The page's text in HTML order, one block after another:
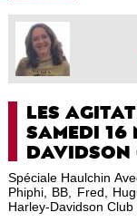
LES
SAMEDI
DAVIDSON
Spéciale Haulchin
Phiphi, BB, Fred,
Harley-Davidson Club